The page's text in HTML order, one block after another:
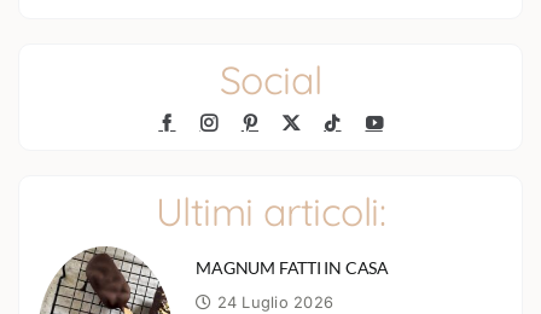
Social
Ultimi articoli:
MAGNUM FATTI IN CASA
24 Luglio 2026